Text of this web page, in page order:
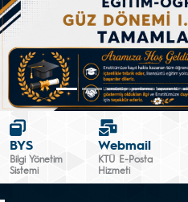
BYS
Bilgi Yönetim
Sistemi
Webmail
KTÜ E-Posta
Hizmeti